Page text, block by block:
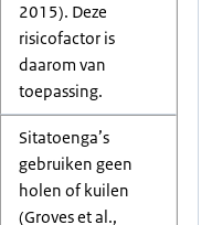
2015). Deze
risicofactor is
daarom van
toepassing.
Sitatoenga’s
gebruiken geen
holen of kuilen
(Groves et al.,